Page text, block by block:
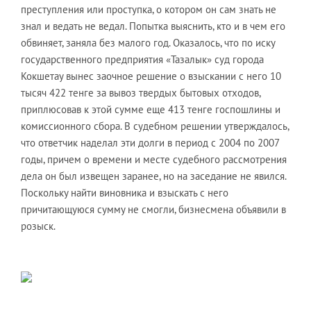
преступления или проступка, о котором он сам знать не
знал и ведать не ведал. Попытка выяснить, кто и в чем его
обвиняет, заняла без малого год. Оказалось, что по иску
государственного предприятия «Тазалык» суд города
Кокшетау вынес заочное решение о взыскании с него 10
тысяч 422 тенге за вывоз твердых бытовых отходов,
приплюсовав к этой сумме еще 413 тенге госпошлины и
комиссионного сбора. В судебном решении утверждалось,
что ответчик наделал эти долги в период с 2004 по 2007
годы, причем о времени и месте судебного рассмотрения
дела он был извещен заранее, но на заседание не явился.
Поскольку найти виновника и взыскать с него
причитающуюся сумму не смогли, бизнесмена объявили в
розыск.